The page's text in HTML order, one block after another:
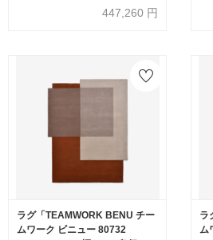
FISCHBACHER 1819（フィッ
447,260 円
ラグ「TEAMWORK BENU チー
ムワーク ビニュー 80732
ラ
ム